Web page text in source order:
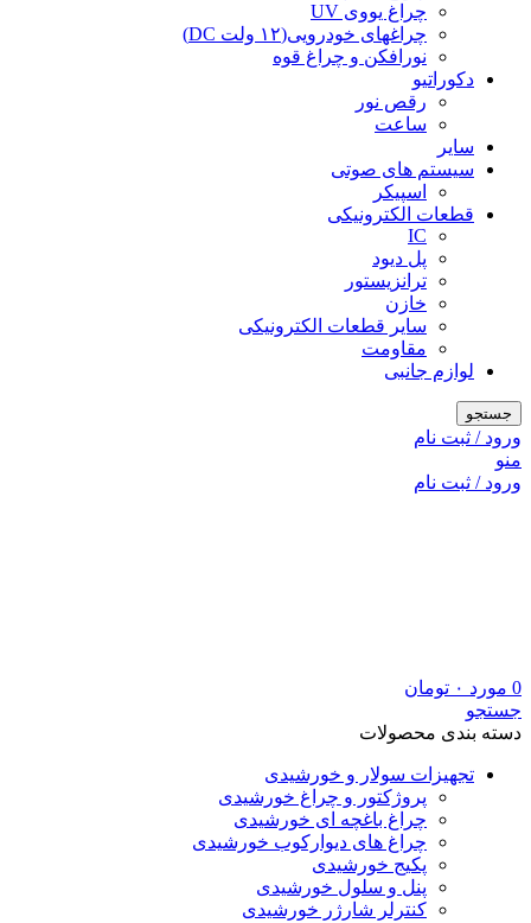
چراغ یووی UV
چراغهای خودرویی(۱۲ ولت DC)
نورافکن و چراغ قوه
دکوراتیو
رقص نور
ساعت
سایر
سیستم های صوتی
اسپیکر
قطعات الکترونیکی
IC
پل دیود
ترانزیستور
خازن
سایر قطعات الکترونیکی
مقاومت
لوازم جانبی
جستجو
ورود / ثبت نام
منو
ورود / ثبت نام
0 مورد ۰ تومان
جستجو
دسته بندی محصولات
تجهیزات سولار و خورشیدی
پروژکتور و چراغ خورشیدی
چراغ باغچه ای خورشیدی
چراغ های دیوارکوب خورشیدی
پکیج خورشیدی
پنل و سلول خورشیدی
کنترلر شارژر خورشیدی